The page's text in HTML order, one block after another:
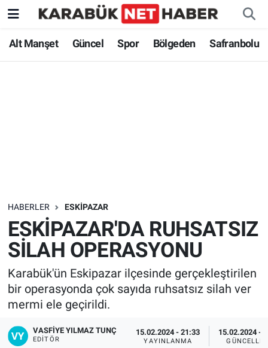
Alt Manşet Güncel Spor Bölgeden Safranbolu
HABERLER ESKIPAZAR
ESKİPAZAR'DA RUHSATSIZ
SİLAH OPERASYONU
Karabük'ün Eskipazar ilçesinde gerçekleştirilen
bir operasyonda çok sayıda ruhsatsız silah ver
mermi ele geçirildi.
VASFIYE YILMAZ TUNÇ
EDITÖR
15.02.2024 - 21:33
YAYINLANMA
15.02.2024 -